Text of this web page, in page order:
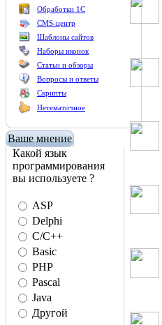
Обработки 1С
CMS-центр
Шаблоны сайтов
Наборы иконок
Статьи и обзоры
Вопросы и ответы
Скрипты
Нетематичное
Ваше мнение
Какой язык
программирования
вы используете ?
ASP
Delphi
C/C++
Basic
PHP
Pascal
Java
Другой